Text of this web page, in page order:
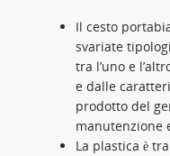
Il cesto
svariate
tra l’uno e
e dalle
prodotto del
manutenzione
La plastica è